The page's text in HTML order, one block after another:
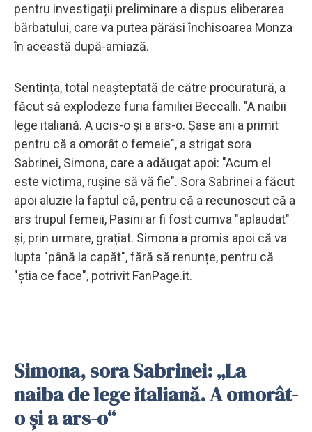
pentru investigații preliminare a dispus eliberarea
bărbatului, care va putea părăsi închisoarea Monza
în această după-amiază.
Sentința, total neașteptată de către procuratură, a
făcut să explodeze furia familiei Beccalli. "A naibii
lege italiană. A ucis-o și a ars-o. Șase ani a primit
pentru că a omorât o femeie", a strigat sora
Sabrinei, Simona, care a adăugat apoi: "Acum el
este victima, rușine să vă fie". Sora Sabrinei a făcut
apoi aluzie la faptul că, pentru că a recunoscut că a
ars trupul femeii, Pasini ar fi fost cumva "aplaudat"
și, prin urmare, grațiat. Simona a promis apoi că va
lupta "până la capăt", fără să renunțe, pentru că
"știa ce face", potrivit FanPage.it.
Simona, sora Sabrinei: „La
naiba de lege italiană. A omorât-
o și a ars-o“